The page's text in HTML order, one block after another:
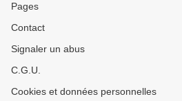
Pages
Contact
Signaler un abus
C.G.U.
Cookies et données personnelles